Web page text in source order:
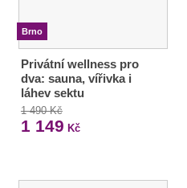
Brno
Privátní wellness pro
dva: sauna, vířivka i
láhev sektu
1 490 Kč
1 149 Kč